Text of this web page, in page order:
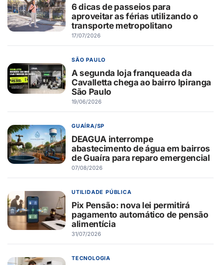
6 dicas de passeios para
aproveitar as férias utilizando o
transporte metropolitano
17/07/2026
SÃO PAULO
A segunda loja franqueada da
Cavalletta chega ao bairro Ipiranga
São Paulo
19/06/2026
GUAÍRA/SP
DEAGUA interrompe
abastecimento de água em bairros
de Guaíra para reparo emergencial
07/08/2026
UTILIDADE PÚBLICA
Pix Pensão: nova lei permitirá
pagamento automático de pensão
alimentícia
31/07/2026
TECNOLOGIA